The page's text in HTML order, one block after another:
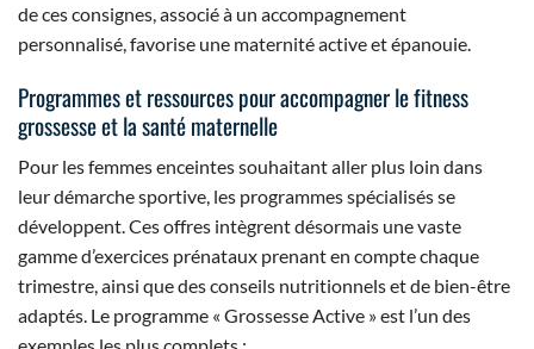
de ces consignes, associé à un accompagnement
personnalisé, favorise une maternité active et épanouie.
Programmes et ressources pour accompagner le fitness
grossesse et la santé maternelle
Pour les femmes enceintes souhaitant aller plus loin dans
leur démarche sportive, les programmes spécialisés se
développent. Ces offres intègrent désormais une vaste
gamme d’exercices prénataux prenant en compte chaque
trimestre, ainsi que des conseils nutritionnels et de bien-être
adaptés. Le programme « Grossesse Active » est l’un des